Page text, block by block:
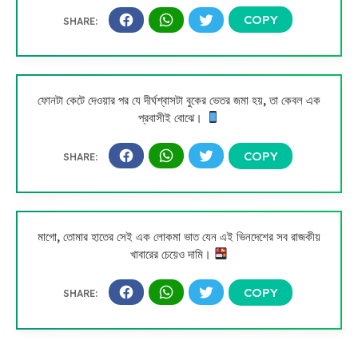
ফোনটা কেটে দেওয়ার পর যে দীর্ঘশ্বাসটা বুকের ভেতর জমা হয়, তা কেবল এক
প্রবাসীই বোঝে।
মাগো, তোমার হাতের সেই এক লোকমা ভাত যেন এই ভিনদেশের সব রাজকীয়
খাবারের চেয়েও দামি।